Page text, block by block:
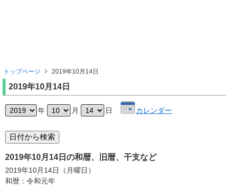
トップページ 2019年10月14日
2019年10月14日
年 月 日 カレンダー
2019年10月14日の和暦、旧暦、干支など
2019年10月14日（月曜日）
和暦：令和元年